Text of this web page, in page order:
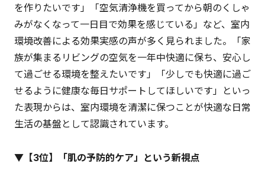
を作りたいです」「空気清浄機を買ってから朝のくしゃ
みがなくなって一日目で効果を感じている」など、室内
環境改善による効果実感の声が多く見られました。「家
族が集まるリビングの空気を一年中快適に保ち、安心し
て過ごせる環境を整えたいです」「少しでも快適に過ご
せるように健康な毎日サポートしてほしいです」といっ
た表現からは、室内環境を清潔に保つことが快適な日常
生活の基盤として認識されています。
▼【3位】「肌の予防的ケア」という新視点